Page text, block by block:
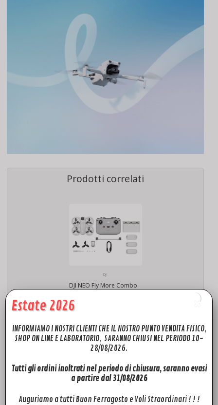
Prodotti correlati
DJI
DJI NEO Fly More Combo
Estate 2026
INFORMIAMO I NOSTRI CLIENTI CHE IL NOSTRO PUNTO VENDITA FISICO,
SHOP ON LINE E LABORATORIO, SARANNO CHIUSI NEL PERIODO 10-
28/08/2026.
Tutti gli ordini inoltrati nel periodo di chiusura, saranno evasi
a partire dal 31/08/2026
Auguriamo a tutti Buon Ferragosto e Voli Straordinari ! ! !